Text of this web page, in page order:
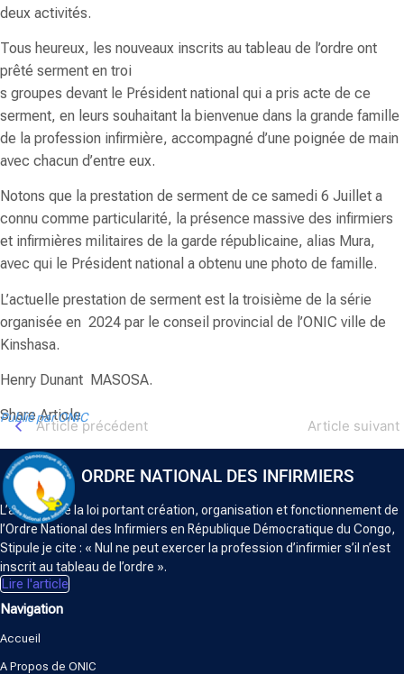
deux activités.
Tous heureux, les nouveaux inscrits au tableau de l’ordre ont
prêté serment en troi
s groupes devant le Président national qui a pris acte de ce
serment, en leurs souhaitant la bienvenue dans la grande famille
de la profession infirmière, accompagné d’une poignée de main
avec chacun d’entre eux.
Notons que la prestation de serment de ce samedi 6 Juillet a
connu comme particularité, la présence massive des infirmiers
et infirmières militaires de la garde républicaine, alias Mura,
avec qui le Président national a obtenu une photo de famille.
L’actuelle prestation de serment est la troisième de la série
organisée en 2024 par le conseil provincial de l’ONIC ville de
Kinshasa.
Henry Dunant MASOSA.
Share Article
Publié par ONIC
Article précédent Article suivant
ORDRE NATIONAL DES INFIRMIERS
L’article 5 de la loi portant création, organisation et fonctionnement de
l’Ordre National des Infirmiers en République Démocratique du Congo,
Stipule je cite : « Nul ne peut exercer la profession d’infirmier s’il n’est
inscrit au tableau de l’ordre ».
Lire l'article
Navigation
Accueil
A Propos de ONIC